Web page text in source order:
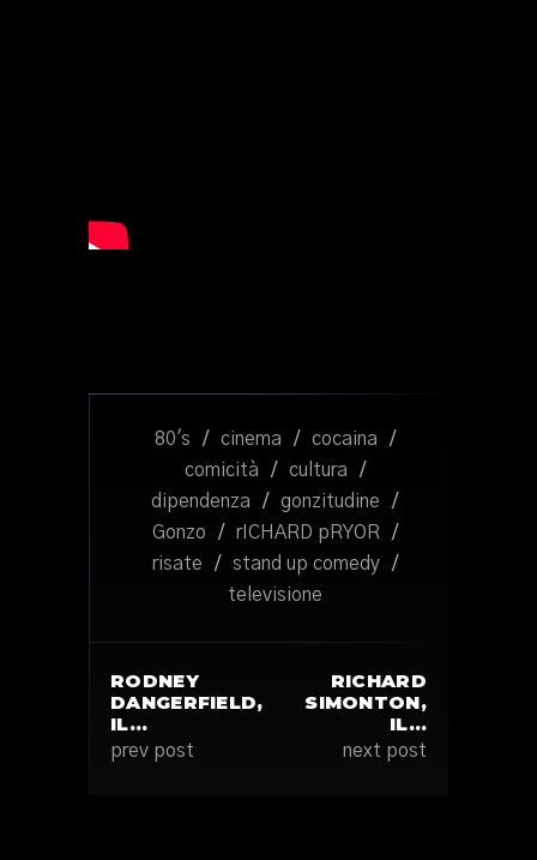
80's / cinema / cocaina
/
comicità
/ cultura
/
dipendenza
/ gonzitudine
/
Gonzo
/ rICHARD pRYOR
/
risate
/ stand up comedy
/
televisione
RODNEY
DANGERFIELD,
IL…
prev post
RICHARD
SIMONTON,
IL…
next post